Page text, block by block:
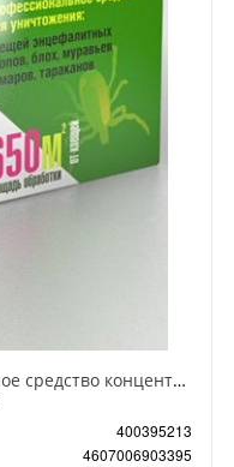
Циперметрин Профессиональное средство концентрат эмульсии 25% для уничтожения тараканов, мух,комаров, блох, клопов, муравьев, ос 50 мл
400395213
4607006903395